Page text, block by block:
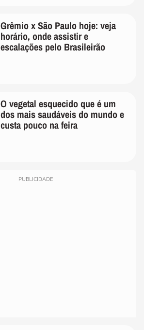
Grêmio x São Paulo hoje: veja
horário, onde assistir e
escalações pelo Brasileirão
O vegetal esquecido que é um
dos mais saudáveis do mundo e
custa pouco na feira
PUBLICIDADE